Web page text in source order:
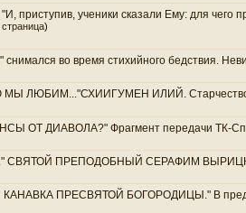
приступив, ученики сказали Ему: для чего
)
во время стихийного бедствия.
ЛЮБИМ..."СХИИГУМЕН ИЛИЙ. Старчество -
ОТ ДИАВОЛА?" Фрагмент передачи ТК-
ПРЕПОДОБНЫЙ СЕРАФИМ
ПРЕСВЯТОЙ БОГОРОДИЦЫ." В